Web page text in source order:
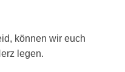
können wir euch
legen.